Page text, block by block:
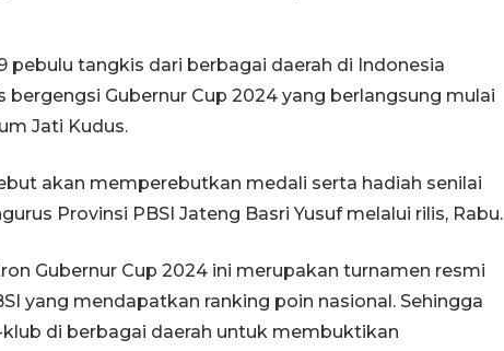
pebulu tangkis dari berbagai daerah di Indonesia
Gubernur Cup 2024 yang berlangsung mulai
Jati Kudus.
akan memperebutkan medali serta hadiah senilai
Provinsi PBSI Jateng Basri Yusuf melalui rilis, Rabu.
Gubernur Cup 2024 ini merupakan turnamen resmi
yang mendapatkan ranking poin nasional. Sehingga
di berbagai daerah untuk membuktikan